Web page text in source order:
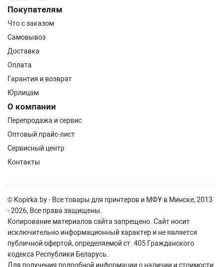
Покупателям
Что с заказом
Самовывоз
Доставка
Оплата
Гарантия и возврат
Юрлицам
О компании
Перепродажа и сервис
Оптовый прайс-лист
Сервисный центр
Контакты
© Kopirka.by - Все товары для принтеров и МФУ в Минске, 2013
- 2026, Все права защищены.
Копирование материалов сайта запрещено. Сайт носит
исключительно информационный характер и не является
публичной офертой, определяемой ст. 405 Гражданского
кодекса Республики Беларусь.
Для получения подробной информации о наличии и стоимости